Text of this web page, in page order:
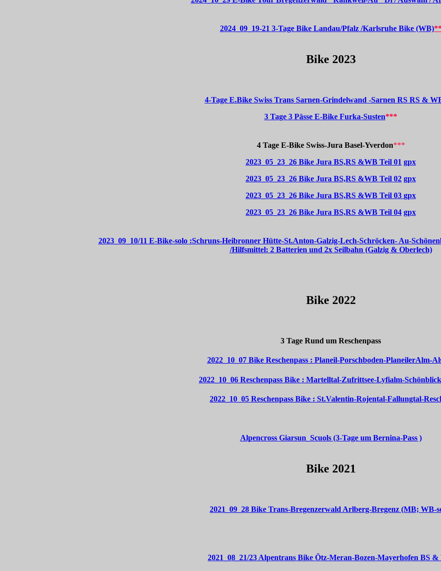
2024_09_19-21 3-Tage Bike Landau/Pfalz /Karlsruhe Bike (WB)**
Bike 2023
4-Tage E.Bike Swiss Trans Sarnen-Grindelwand -Sarnen RS RS &
3 Tage 3 Pässe E-Bike Furka-Susten***
4 Tage E-Bike Swiss-Jura Basel-Yverdon***
2023_05_23_26 Bike Jura BS,RS &WB Teil 01 gpx
2023_05_23_26 Bike Jura BS,RS &WB Teil 02 gpx
2023_05_23_26 Bike Jura BS,RS &WB Teil 03 gpx
2023_05_23_26 Bike Jura BS,RS &WB Teil 04 gpx
2023_09_10/11 E-Bike-solo :Schruns-Heibronner Hütte-St.Anton-Galzig-Lech-Schröcken- Au-
/Hilfsmittel: 2 Batterien und 2x Seilbahn (Galzig & Oberlech)
Bike 2022
3 Tage Rund um Reschenpass
2022_10_07 Bike Reschenpass : Planeil-Porschboden-PlaneilerAlm-
2022_10_06 Reschenpass Bike : Martelltal-Zufrittsee-Lyfialm-
2022_10_05 Reschenpass Bike : St.Valentin-Rojental-Fallungtal-
Alpencross Giarsun_Scuols (3-Tage um Bernina-Pass )
Bike 2021
2021_09_28 Bike Trans-Bregenzerwald Arlberg-Bregenz (MB; WB-
2021_08_21/23 Alpentrans Bike Ötz-Meran-Bozen-Mayerhofen BS